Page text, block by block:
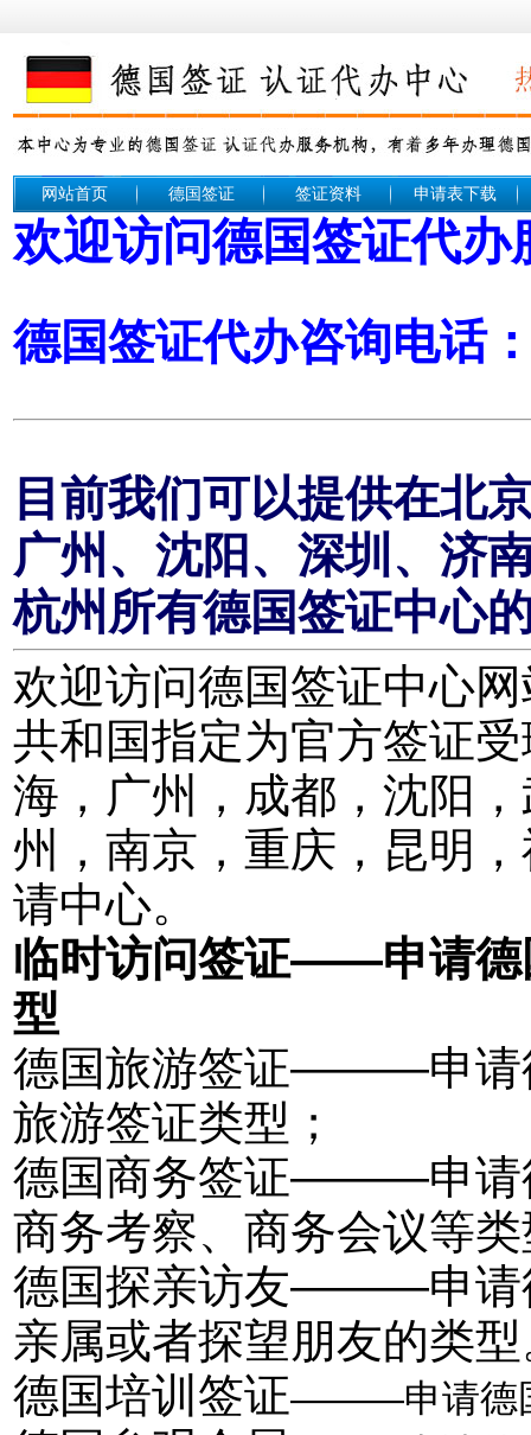
网站首页 德国签证 签证资料 申请表下载
欢迎访问德国签证代办
德国签证代办咨询电话
目前我们可以提供在北
广州、沈阳、深圳、济
杭州所有德国签证中心
欢迎访问德国签证中心
共和国指定为官方签证
海，广州，成都，沈阳
州，南京，重庆，昆明
请中心。
临时访问签证——申请德
型
德国旅游签证———申请
旅游签证类型；
德国商务签证———申请
商务考察、商务会议等
德国探亲访友———申请
亲属或者探望朋友的类
德国培训签证———申请德